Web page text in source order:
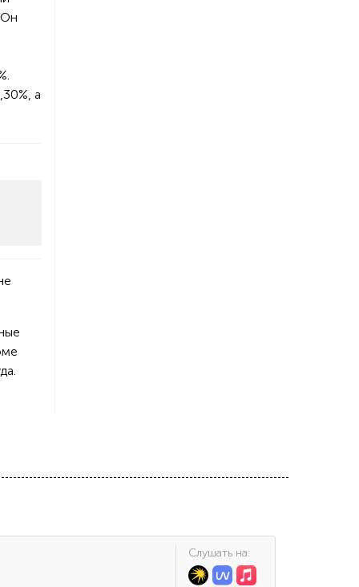
Он
а
Cлушать на: